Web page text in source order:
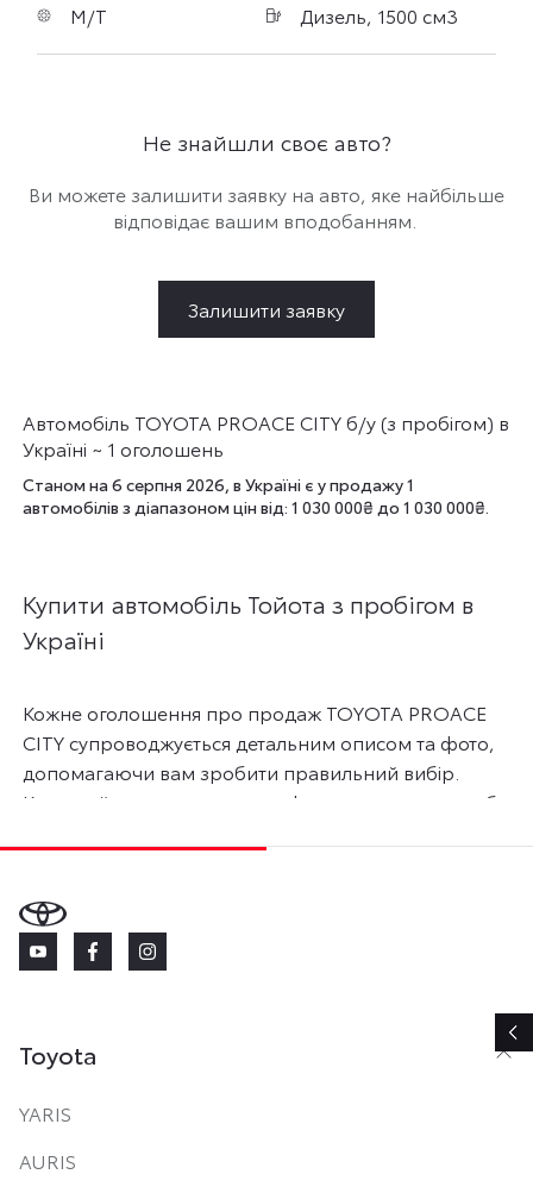
M/T
Дизель, 1500 см3
Не знайшли своє авто?
Ви можете залишити заявку на авто, яке найбільше
відповідає вашим вподобанням.
Залишити заявку
Автомобіль TOYOTA PROACE CITY б/у (з пробігом) в
Україні ~ 1 оголошень
Станом на 6 серпня 2026, в Україні є у продажу 1
автомобілів з діапазоном цін від: 1 030 000₴ до 1 030 000₴.
Купити автомобіль Тойота з пробігом в
Україні
Кожне оголошення про продаж TOYOTA PROACE
CITY супроводжується детальним описом та фото,
допомагаючи вам зробити правильний вибір.
Користуйтесь розширеною формою пошуку, щоб
Toyota
YARIS
AURIS